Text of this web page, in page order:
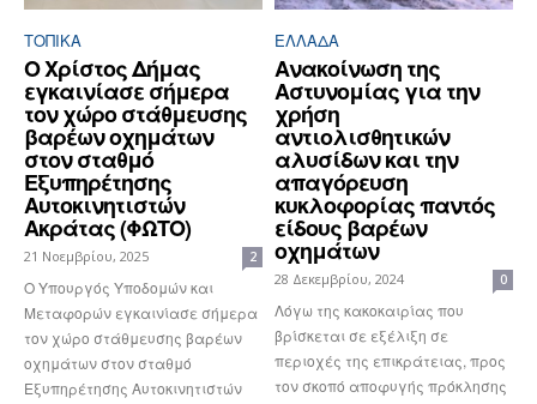
ΤΟΠΙΚΑ
Ο Χρίστος Δήμας
εγκαινίασε σήμερα
τον χώρο στάθμευσης
βαρέων οχημάτων
στον σταθμό
Εξυπηρέτησης
Αυτοκινητιστών
Ακράτας (ΦΩΤΟ)
21 Νοεμβρίου, 2025 2
Ο Υπουργός Υποδομών και
Μεταφορών εγκαινίασε σήμερα
τον χώρο στάθμευσης βαρέων
οχημάτων στον σταθμό
Εξυπηρέτησης Αυτοκινητιστών
ΕΛΛΆΔΑ
Ανακοίνωση της
Αστυνομίας για την
χρήση
αντιολισθητικών
αλυσίδων και την
απαγόρευση
κυκλοφορίας παντός
είδους βαρέων
οχημάτων
28 Δεκεμβρίου, 2024 0
Λόγω της κακοκαιρίας που
βρίσκεται σε εξέλιξη σε
περιοχές της επικράτειας, προς
τον σκοπό αποφυγής πρόκλησης